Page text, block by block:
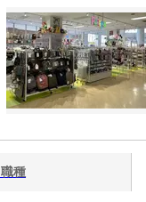
職種